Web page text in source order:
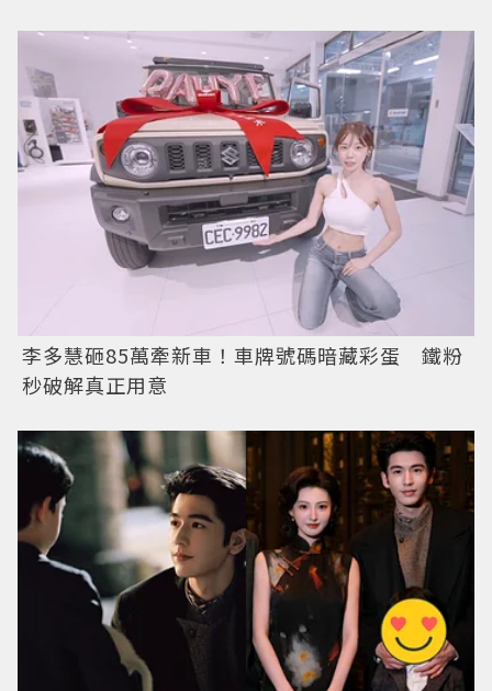
李多慧砸85萬牽新車！車牌號碼暗藏彩蛋 鐵粉
秒破解真正用意